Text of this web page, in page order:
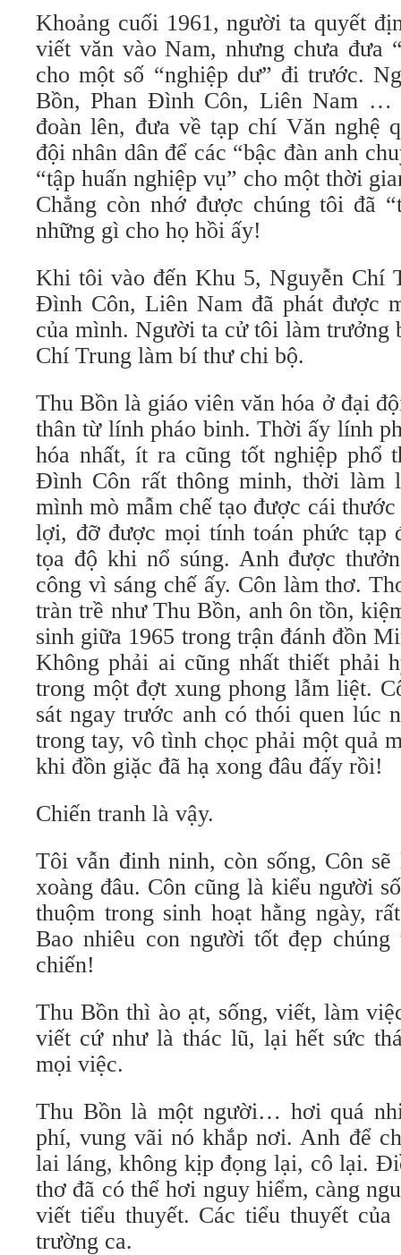
Khoảng cuối 1961, người ta quyết
viết văn vào Nam, nhưng chưa đưa
cho một số “nghiệp dư” đi trước.
Bồn, Phan Đình Côn, Liên Nam …
đoàn lên, đưa về tạp chí Văn nghệ
đội nhân dân để các “bậc đàn anh
“tập huấn nghiệp vụ” cho một thời
Chẳng còn nhớ được chúng tôi đã
những gì cho họ hồi ấy!
Khi tôi vào đến Khu 5, Nguyễn Chí
Đình Côn, Liên Nam đã phát được
của mình. Người ta cử tôi làm trưởng
Chí Trung làm bí thư chi bộ.
Thu Bồn là giáo viên văn hóa ở đại
thân từ lính pháo binh. Thời ấy lính
hóa nhất, ít ra cũng tốt nghiệp phổ
Đình Côn rất thông minh, thời làm
mình mò mẫm chế tạo được cái
lợi, đỡ được mọi tính toán phức tạp
tọa độ khi nổ súng. Anh được
công vì sáng chế ấy. Côn làm thơ.
tràn trề như Thu Bồn, anh ôn tồn,
sinh giữa 1965 trong trận đánh đồn
Không phải ai cũng nhất thiết phải
trong một đợt xung phong lẫm liệt.
sát ngay trước anh có thói quen lúc
trong tay, vô tình chọc phải một quả
khi đồn giặc đã hạ xong đâu đấy rồi!
Chiến tranh là vậy.
Tôi vẫn đinh ninh, còn sống, Côn
xoàng đâu. Côn cũng là kiểu người
thuộm trong sinh hoạt hằng ngày,
Bao nhiêu con người tốt đẹp
chiến!
Thu Bồn thì ào ạt, sống, viết, làm
viết cứ như là thác lũ, lại hết sức
mọi việc.
Thu Bồn là một người… hơi quá
phí, vung vãi nó khắp nơi. Anh để
lai láng, không kịp đọng lại, cô lại.
thơ đã có thể hơi nguy hiểm, càng
viết tiểu thuyết. Các tiểu thuyết
trường ca.